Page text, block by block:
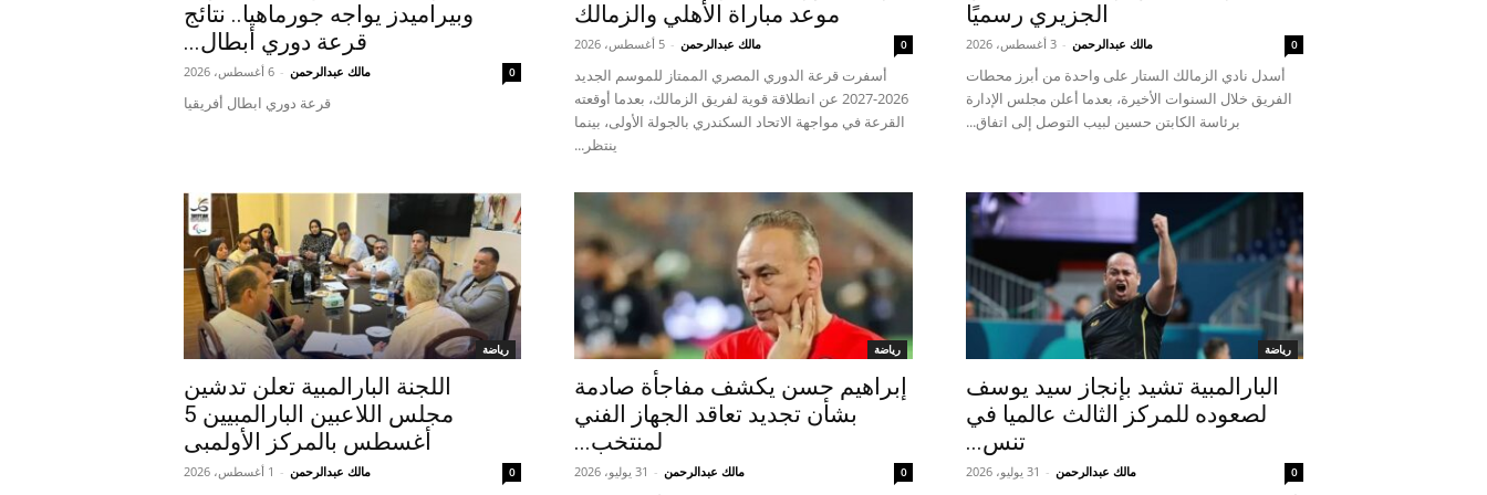
وبيراميدز يواجه جورماهيا.. نتائج
قرعة دوري أبطال...
مالك عبدالرحمن - 6 أغسطس، 2026 0
قرعة دوري ابطال أفريقيا
موعد مباراة الأهلي والزمالك
مالك عبدالرحمن - 5 أغسطس، 2026 0
أسفرت قرعة الدوري المصري الممتاز للموسم الجديد
2026-2027 عن انطلاقة قوية لفريق الزمالك، بعدما أوقعته
القرعة في مواجهة الاتحاد السكندري بالجولة الأولى، بينما
ينتظر...
الجزيري رسميًا
مالك عبدالرحمن - 3 أغسطس، 2026 0
أسدل نادي الزمالك الستار على واحدة من أبرز محطات
الفريق خلال السنوات الأخيرة، بعدما أعلن مجلس الإدارة
برئاسة الكابتن حسين لبيب التوصل إلى اتفاق...
رياضة
اللجنة البارالمبية تعلن تدشين
مجلس اللاعبين البارالمبيين 5
أغسطس بالمركز الأولمبى
مالك عبدالرحمن - 1 أغسطس، 2026 0
رياضة
إبراهيم حسن يكشف مفاجأة صادمة
بشأن تجديد تعاقد الجهاز الفني
لمنتخب...
مالك عبدالرحمن - 31 يوليو، 2026 0
رياضة
البارالمبية تشيد بإنجاز سيد يوسف
لصعوده للمركز الثالث عالميا في
تنس...
مالك عبدالرحمن - 31 يوليو، 2026 0